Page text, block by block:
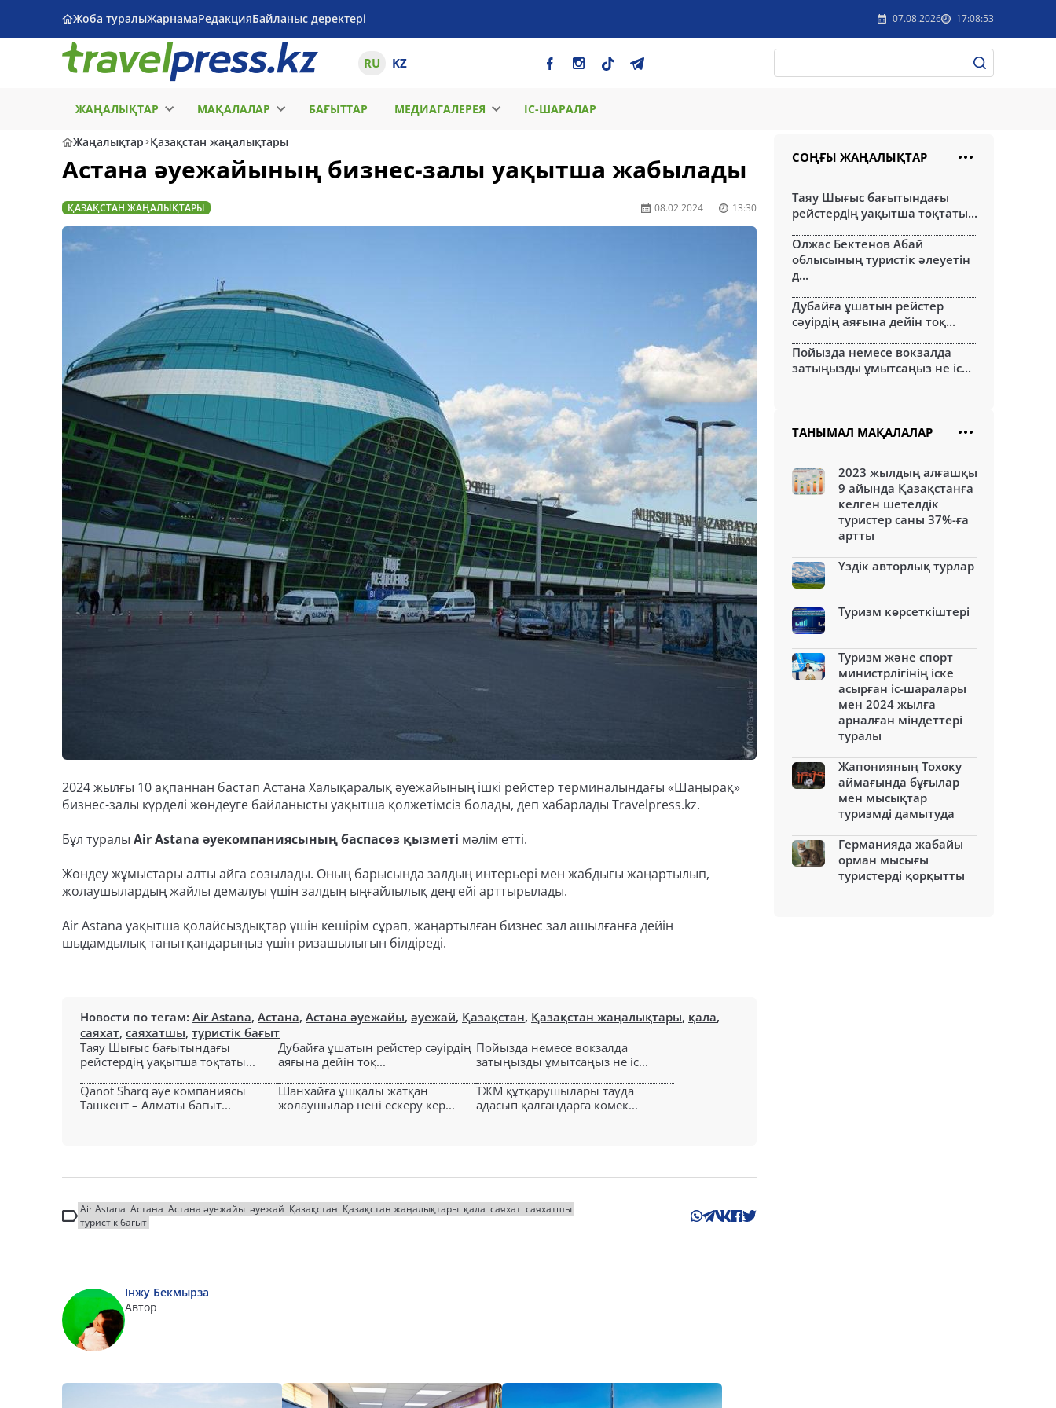
Жоба туралыЖарнамаРедакцияБайланыс деректері 07.08.2026 17:08:53
RU KZ
ЖАҢАЛЫҚТАР МАҚАЛАЛАР БАҒЫТТАР МЕДИАГАЛЕРЕЯ ІС-ШАРАЛАР
Жаңалықтар Қазақстан жаңалықтары
Астана әуежайының бизнес-залы уақытша жабылады
ҚАЗАҚСТАН ЖАҢАЛЫҚТАРЫ 08.02.2024 13:30
2024 жылғы 10 ақпаннан бастап Астана Халықаралық әуежайының ішкі рейстер терминалындағы «Шаңырақ»
бизнес-залы күрделі жөндеуге байланысты уақытша қолжетімсіз болады, деп хабарлады Travelpress.kz.
Бұл туралы Air Astana әуекомпаниясының баспасөз қызметі мәлім етті.
Жөндеу жұмыстары алты айға созылады. Оның барысында залдың интерьері мен жабдығы жаңартылып,
жолаушылардың жайлы демалуы үшін залдың ыңғайлылық деңгейі арттырылады.
Air Astana уақытша қолайсыздықтар үшін кешірім сұрап, жаңартылған бизнеc зал ашылғанға дейін
шыдамдылық танытқандарыңыз үшін ризашылығын білдіреді.
Новости по тегам: Air Astana, Астана, Астана әуежайы, әуежай, Қазақстан, Қазақстан жаңалықтары, қала,
саяхат, саяхатшы, туристік бағыт
Таяу Шығыс бағытындағы
рейстердің уақытша тоқтаты...
Дубайға ұшатын рейстер сәуірдің
аяғына дейін тоқ...
Пойызда немесе вокзалда
затыңызды ұмытсаңыз не іс...
Qanot Sharq әуе компаниясы
Ташкент – Алматы бағыт...
Шанхайға ұшқалы жатқан
жолаушылар нені ескеру кер...
ТЖМ құтқарушылары тауда
адасып қалғандарға көмек...
Air Astana Астана Астана әуежайы әуежай Қазақстан Қазақстан жаңалықтары қала саяхат саяхатшы
туристік бағыт
Інжу Бекмырза
Автор
СОҢҒЫ ЖАҢАЛЫҚТАР
Таяу Шығыс бағытындағы
рейстердің уақытша тоқтаты...
Олжас Бектенов Абай
облысының туристік әлеуетін
д...
Дубайға ұшатын рейстер
сәуірдің аяғына дейін тоқ...
Пойызда немесе вокзалда
затыңызды ұмытсаңыз не іс...
ТАНЫМАЛ МАҚАЛАЛАР
2023 жылдың алғашқы
9 айында Қазақстанға
келген шетелдік
туристер саны 37%-ға
артты
Үздік авторлық турлар
Туризм көрсеткіштері
Туризм және спорт
министрлігінің іске
асырған іс-шаралары
мен 2024 жылға
арналған міндеттері
туралы
Жапонияның Тохоку
аймағында бұғылар
мен мысықтар
туризмді дамытуда
Германияда жабайы
орман мысығы
туристерді қорқытты